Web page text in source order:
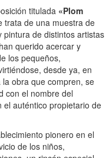
titulada «Plom
trata de una muestra de
de distintos artistas
querido acercar y
los pequeños,
desde ya, en
obra que compren, se
con el nombre del
auténtico propietario de
pionero en el
de los niños,